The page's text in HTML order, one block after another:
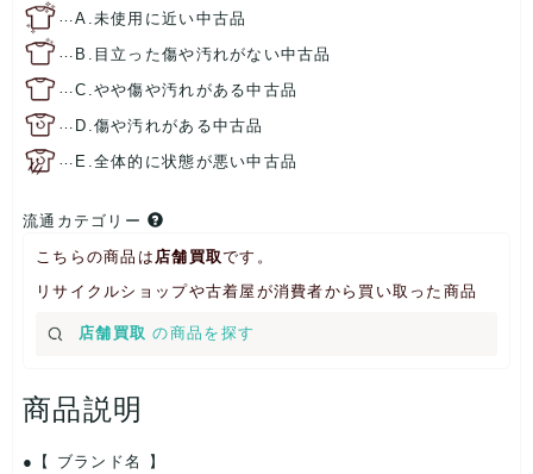
…A.未使用に近い中古品
… B.目立った傷や汚れがない中古品
…C.やや傷や汚れがある中古品
… D.傷や汚れがある中古品
… E.全体的に状態が悪い中古品
流通カテゴリー
こちらの商品は 店舗買取です。
リサイクルショップや古着屋が消費者から買い取った商品
店舗買取 の商品を探す
商品説明
【 ブランド名 】